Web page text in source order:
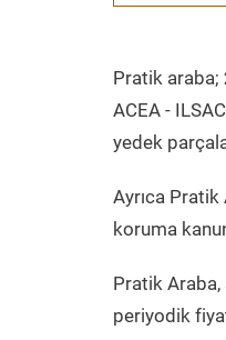
Pratik araba;
ACEA -
yedek
Ayrıca
koruma
Pratik Araba,
periyodik